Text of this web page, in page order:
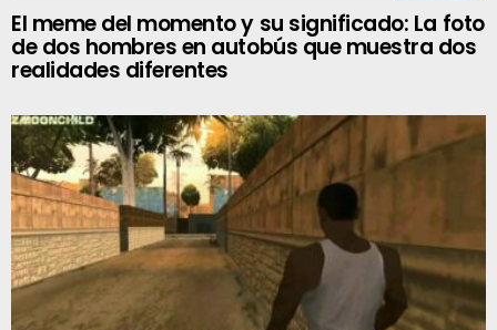
El meme del momento y su significado: La foto
de dos hombres en autobús que muestra dos
realidades diferentes